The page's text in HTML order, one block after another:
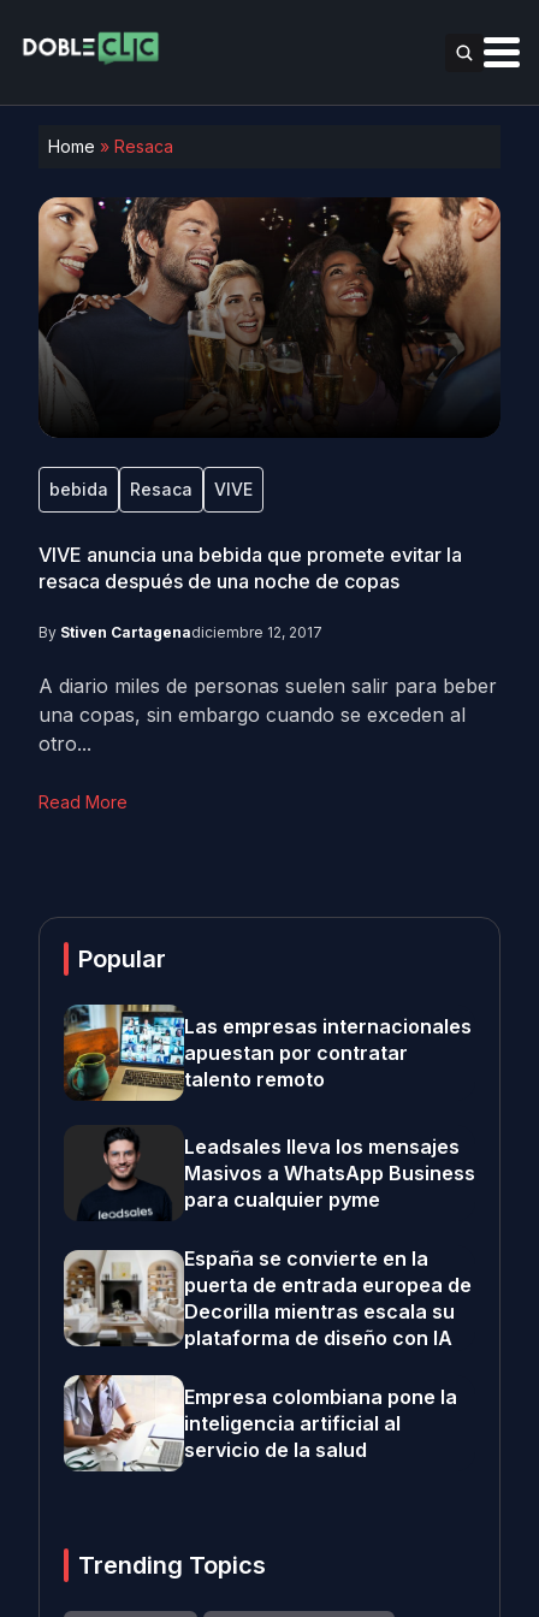
Home » Resaca
bebida Resaca VIVE
VIVE anuncia una bebida que promete evitar la
resaca después de una noche de copas
By Stiven Cartagenadiciembre 12, 2017
A diario miles de personas suelen salir para beber
una copas, sin embargo cuando se exceden al
otro...
Read More
Popular
Las empresas internacionales
apuestan por contratar
talento remoto
Leadsales lleva los mensajes
Masivos a WhatsApp Business
para cualquier pyme
España se convierte en la
puerta de entrada europea de
Decorilla mientras escala su
plataforma de diseño con IA
Empresa colombiana pone la
inteligencia artificial al
servicio de la salud
Trending Topics